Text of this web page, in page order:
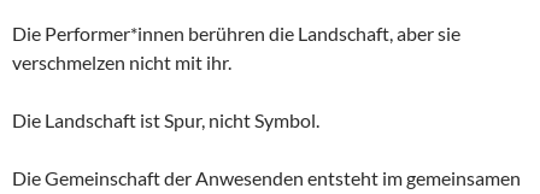
Die Performer*innen berühren die Landschaft, aber sie
verschmelzen nicht mit ihr.
Die Landschaft ist Spur, nicht Symbol.
Die Gemeinschaft der Anwesenden entsteht im gemeinsamen